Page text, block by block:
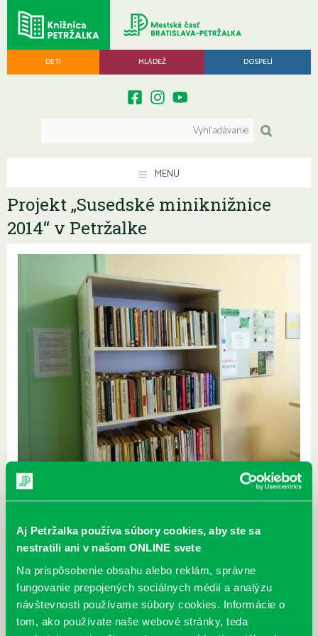
Aj Petržalka používa súbory cookies, aby ste sa
nestratili ani v našom ONLINE svete
Na prispôsobenie obsahu alebo reklám, správne
fungovanie prepojených sociálnych médií a analýzu
návštevnosti používame súbory cookies. Informácie o
tom, ako používate naše webové stránky, teda
DETI MLÁDEŽ DOSPELÍ
MENU
Projekt „Susedské miniknižnice
2014“ v Petržalke
Zverejnené 18.12.2014,
Aj tento rok pokračuje naša podpora projektu „Susedské miniknižnice“,
malé miniknižnice v obytných domoch, či zdravotných zariadeniach.
Knihy si môžu požičať obyvatelia domu alebo záujemci bezplatne a
bez registrácie. Ide o knihy vyradené z fondu knižnice alebo darované
obyvateľmi. Prispieť do poličky knihami môžu samozrejme aj samotní
obyvatelia či susedia. Dnes Vás pozývame nahliadnuť do šiestich
takýchto miniknižníc – na Vyšehradskej máme už dve knižnice,
Rovniankovej, Wolkrovej, Šustekovej.